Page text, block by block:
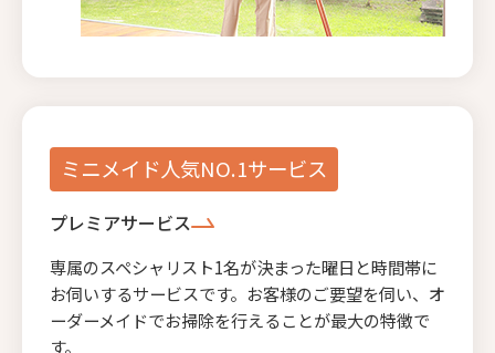
ミニメイド人気NO.1サービス
プレミアサービス
専属のスペシャリスト1名が決まった曜日と時間帯に
お伺いするサービスです。お客様のご要望を伺い、オ
ーダーメイドでお掃除を行えることが最大の特徴で
す。